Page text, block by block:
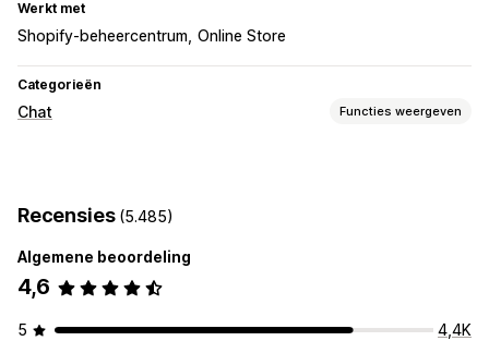
Werkt met
Shopify-beheercentrum Online Store
Categorieën
Chat Functies weergeven
Meerdere talen Pushmeldingen
Geautomatiseerde antwoorden
Kortingen
Veelgestelde vragen
Recensies (5.485)
Algemene beoordeling
4,6
5
4,4K